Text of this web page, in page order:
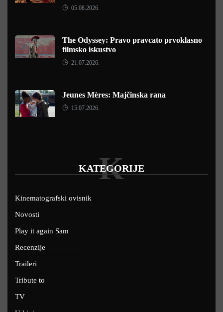
05.08.2026.
The Odyssey: Pravo pravcato prvoklasno
filmsko iskustvo
21.07.2026.
Jeunes Mères: Majčinska rana
15.07.2026.
KATEGORIJE
K
Kinematografski ovisnik
Novosti
Play it again Sam
Recenzije
Traileri
Tribute to
TV